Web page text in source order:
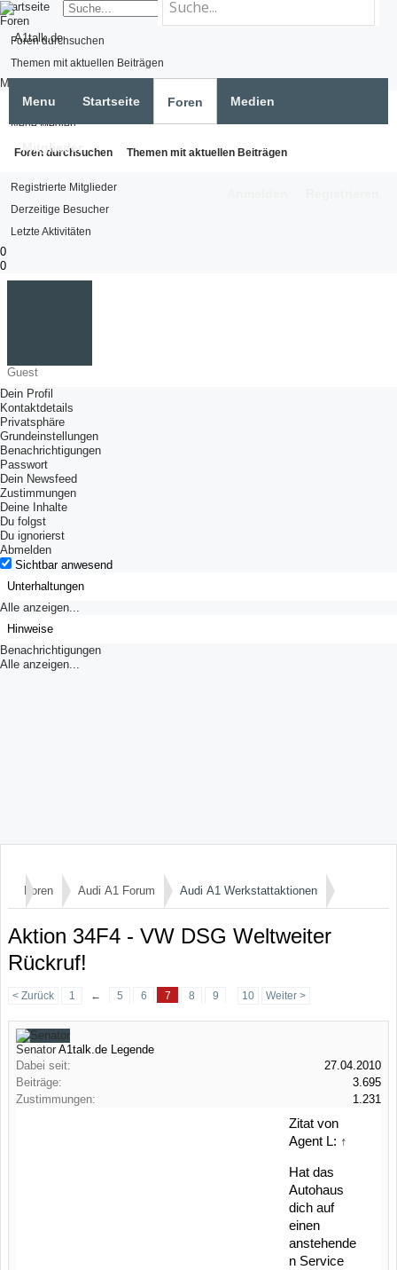
Startseite
Foren
Foren durchsuchen
Themen mit aktuellen Beiträgen
Medien
Medien suchen
Neue Medien
Mitglieder
Registrierte Mitglieder
Derzeitige Besucher
Letzte Aktivitäten
0
0
Guest
Dein Profil
Kontaktdetails
Privatsphäre
Grundeinstellungen
Benachrichtigungen
Passwort
Dein Newsfeed
Zustimmungen
Deine Inhalte
Du folgst
Du ignorierst
Abmelden
Sichtbar anwesend
Unterhaltungen
Alle anzeigen...
Hinweise
Benachrichtigungen
Alle anzeigen...
Menu Startseite Foren
Foren durchsuchen Themen mit aktuellen Beiträgen
Medien
Mitglieder
Foren Audi A1 Forum Audi A1 Werkstattaktionen
Aktion 34F4 - VW DSG Weltweiter
Rückruf!
< Zurück 1 ← 5 6 7 8 9 10 Weiter >
Senator A1talk.de Legende
Dabei seit:
27.04.2010
Beiträge:
3.695
Zustimmungen:
1.231
Zitat von
Agent L: ↑
Hat das
Autohaus
dich auf
einen
anstehende
n Service